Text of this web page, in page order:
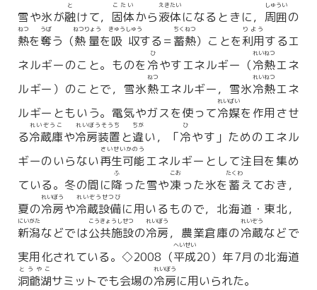
雪や氷が融
と
けて， 固体
こたい
から液体
えきたい
になるときに， 周囲
しゅうい
の
熱
ねつ
を奪
うば
う（熱量
ねつりょう
を吸収
きゅうしゅう
する＝蓄熱
ちくねつ
）ことを利用
りよう
するエ
ネルギーのこと。ものを 冷
ひ
やすエネルギー（冷熱
れいねつ
エネ
ルギー）のことで，雪氷熱
ねつ
エネルギー，雪氷冷熱
れいねつ
エネ
ルギーともいう。電気やガスを使って冷媒
れいばい
を作用させ
る冷蔵庫
れいぞうこ
や冷房装置
れいぼうそうち
と違
ちが
い，「冷
ひ
やす」ためのエネル
ギーのいらない再生可能
さいせいかのう
エネルギーとして注目を集め
ている。冬の間に降
ふ
った雪や凍
こお
った氷を 蓄
たくわ
えておき，
夏の冷房
れいぼう
や冷蔵設備
れいぞうせつび
に用いるもので，北海道・東北，
新潟
にいがた
などでは公共施設
こうきょうしせつ
の冷房
れいぼう
，農業倉庫の冷蔵
れいぞう
などで
実用化されている。◇2008（平成
へいせい
20）年7月の北海道
洞爺湖
とうやこ
サミットでも会場の冷房
れいぼう
に用いられた。